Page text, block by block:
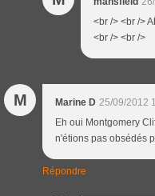
<br /> <br />
<br /> <br />
M Marine D 25/09/2012
Eh oui Montgomery
n'étions pas obsédés
Répondre